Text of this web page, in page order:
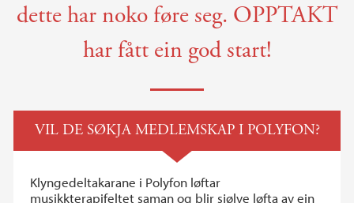
dette har noko føre seg. OPPTAKT
har fått ein god start!
VIL DE SØKJA MEDLEMSKAP I POLYFON?
Klyngedeltakarane i Polyfon løftar
musikkterapifeltet saman og blir sjølve løfta av ein